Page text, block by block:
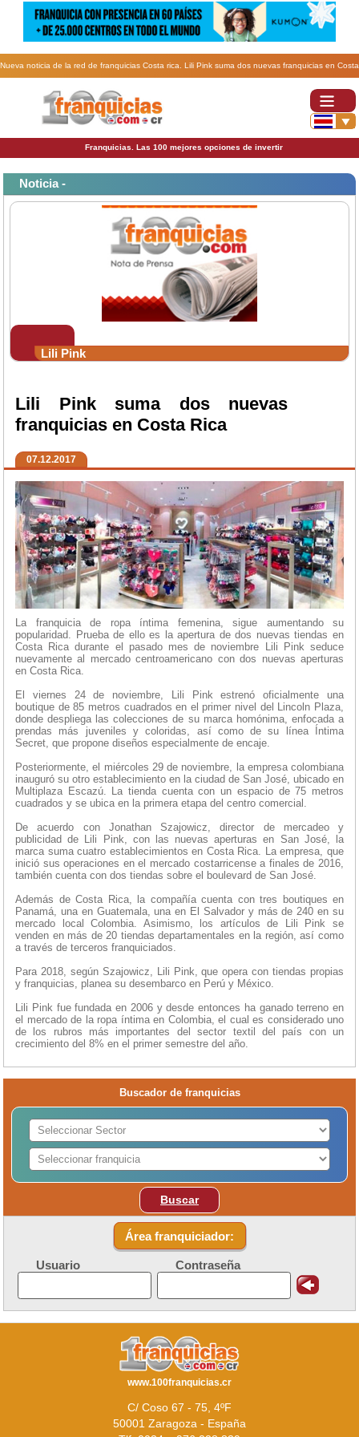
Nueva noticia de la red de franquicias Costa rica. Lili Pink suma dos nuevas franquicias en Costa
Franquicias. Las 100 mejores opciones de invertir
Noticia -
Lili Pink
Lili Pink suma dos nuevas
franquicias en Costa Rica
07.12.2017
La franquicia de ropa íntima femenina, sigue aumentando su
popularidad. Prueba de ello es la apertura de dos nuevas tiendas en
Costa Rica durante el pasado mes de noviembre Lili Pink seduce
nuevamente al mercado centroamericano con dos nuevas aperturas
en Costa Rica.
El viernes 24 de noviembre, Lili Pink estrenó oficialmente una
boutique de 85 metros cuadrados en el primer nivel del Lincoln Plaza,
donde despliega las colecciones de su marca homónima, enfocada a
prendas más juveniles y coloridas, así como de su línea Íntima
Secret, que propone diseños especialmente de encaje.
Posteriormente, el miércoles 29 de noviembre, la empresa colombiana
inauguró su otro establecimiento en la ciudad de San José, ubicado en
Multiplaza Escazú. La tienda cuenta con un espacio de 75 metros
cuadrados y se ubica en la primera etapa del centro comercial.
De acuerdo con Jonathan Szajowicz, director de mercadeo y
publicidad de Lili Pink, con las nuevas aperturas en San José, la
marca suma cuatro establecimientos en Costa Rica. La empresa, que
inició sus operaciones en el mercado costarricense a finales de 2016,
también cuenta con dos tiendas sobre el boulevard de San José.
Además de Costa Rica, la compañía cuenta con tres boutiques en
Panamá, una en Guatemala, una en El Salvador y más de 240 en su
mercado local Colombia. Asimismo, los artículos de Lili Pink se
venden en más de 20 tiendas departamentales en la región, así como
a través de terceros franquiciados.
Para 2018, según Szajowicz, Lili Pink, que opera con tiendas propias
y franquicias, planea su desembarco en Perú y México.
Lili Pink fue fundada en 2006 y desde entonces ha ganado terreno en
el mercado de la ropa íntima en Colombia, el cual es considerado uno
de los rubros más importantes del sector textil del país con un
crecimiento del 8% en el primer semestre del año.
Buscador de franquicias
Buscar
Área franquiciador:
Usuario Contraseña
www.100franquicias.cr
C/ Coso 67 - 75, 4ºF
50001 Zaragoza - España